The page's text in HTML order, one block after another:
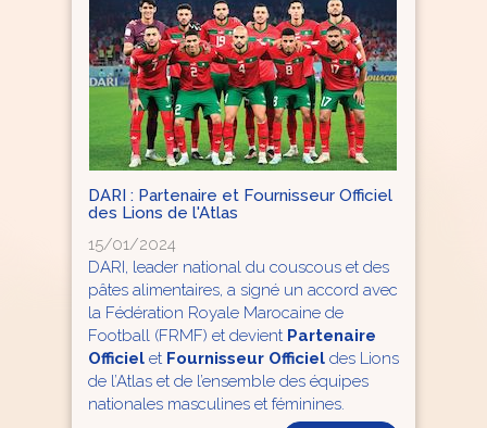
DARI : Partenaire et Fournisseur Officiel
des Lions de l'Atlas
15/01/2024
DARI, leader national du couscous et des
pâtes alimentaires, a signé un accord avec
la Fédération Royale Marocaine de
Football (FRMF) et devient Partenaire
Officiel et Fournisseur Officieldes Lions
de l’Atlas et de l’ensemble des équipes
nationales masculines et féminines.